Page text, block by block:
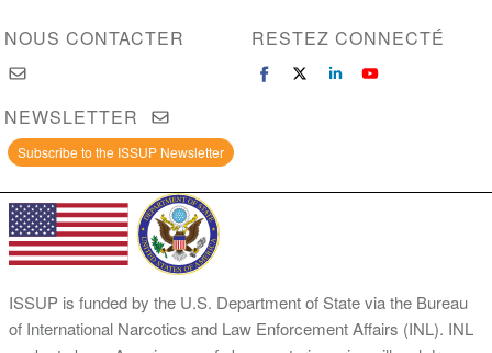
NOUS CONTACTER RESTEZ CONNECTÉ
NEWSLETTER
Subscribe to the ISSUP Newsletter
ISSUP is funded by the U.S. Department of State via the Bureau
of International Narcotics and Law Enforcement Affairs (INL). INL